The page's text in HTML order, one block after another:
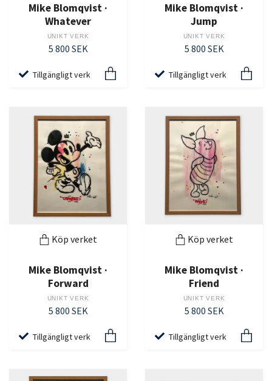
Mike Blomqvist ·
Whatever
UNIKT VERK
5 800 SEK
Tillgängligt verk
Mike Blomqvist ·
Jump
UNIKT VERK
5 800 SEK
Tillgängligt verk
Köp verket
Mike Blomqvist ·
Forward
UNIKT VERK
5 800 SEK
Tillgängligt verk
Köp verket
Mike Blomqvist ·
Friend
UNIKT VERK
5 800 SEK
Tillgängligt verk